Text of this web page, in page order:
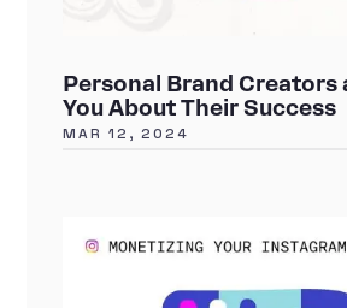
Personal Brand Creators
You About Their Success
MAR 12, 2024